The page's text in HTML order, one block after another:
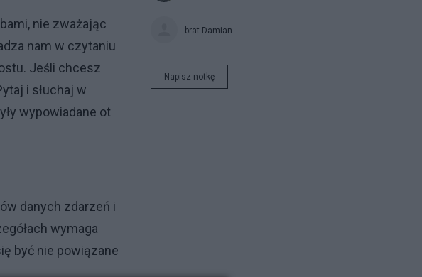
nie zważając
nam w czytaniu
Jeśli chcesz
i słuchaj w
wypowiadane ot
danych zdarzeń i
wymaga
być nie powiązane
brat Damian
Napisz notkę